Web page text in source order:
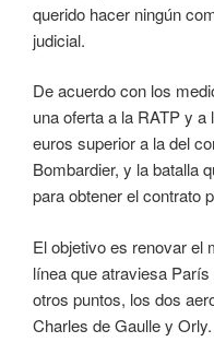
querido hacer ningún
judicial.
De acuerdo con los
una oferta a la RATP y
euros superior a la del
Bombardier, y la batalla
para obtener el contrato
El objetivo es renovar el
línea que atraviesa
otros puntos, los dos
Charles de Gaulle y Orly.